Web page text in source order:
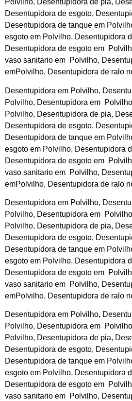
Polvilho, Desentupidora de pia,
Desentupidora de esgoto,
Desentupidora de tanque em
esgoto em Polvilho, Desentupidora
Desentupidora de esgoto em
vaso sanitario em Polvilho,
emPolvilho, Desentupidora de ralo
Desentupidora em Polvilho,
Polvilho, Desentupidora em
Polvilho, Desentupidora de pia,
Desentupidora de esgoto,
Desentupidora de tanque em
esgoto em Polvilho, Desentupidora
Desentupidora de esgoto em
vaso sanitario em Polvilho,
emPolvilho, Desentupidora de ralo
Desentupidora em Polvilho,
Polvilho, Desentupidora em
Polvilho, Desentupidora de pia,
Desentupidora de esgoto,
Desentupidora de tanque em
esgoto em Polvilho, Desentupidora
Desentupidora de esgoto em
vaso sanitario em Polvilho,
emPolvilho, Desentupidora de ralo
Desentupidora em Polvilho,
Polvilho, Desentupidora em
Polvilho, Desentupidora de pia,
Desentupidora de esgoto,
Desentupidora de tanque em
esgoto em Polvilho, Desentupidora
Desentupidora de esgoto em
vaso sanitario em Polvilho,